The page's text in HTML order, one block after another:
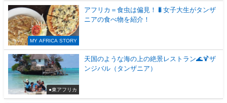
MY AFRICA STORY
アフリカ＝食虫は偏見！🐛女子大生がタンザ
ニアの食べ物を紹介！
●東アフリカ
天国のような海の上の絶景レストラン🌊🍹ザ
ンジバル（タンザニア）